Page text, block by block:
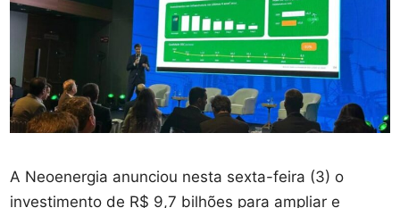
A Neoenergia anunciou nesta sexta-feira (3) o
investimento de R$ 9,7 bilhões para ampliar e